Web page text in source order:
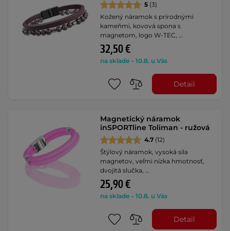
5 (3)
Kožený náramok s prírodnými
kameňmi, kovová spona s
magnetom, logo W-TEC, …
32,50 €
na sklade – 10.8. u Vás
Detail
Magnetický náramok
inSPORTline Toliman - ružová
4.7 (12)
Štýlový náramok, vysoká sila
magnetov, veľmi nízka hmotnosť,
dvojitá slučka, …
25,90 €
na sklade – 10.8. u Vás
Detail